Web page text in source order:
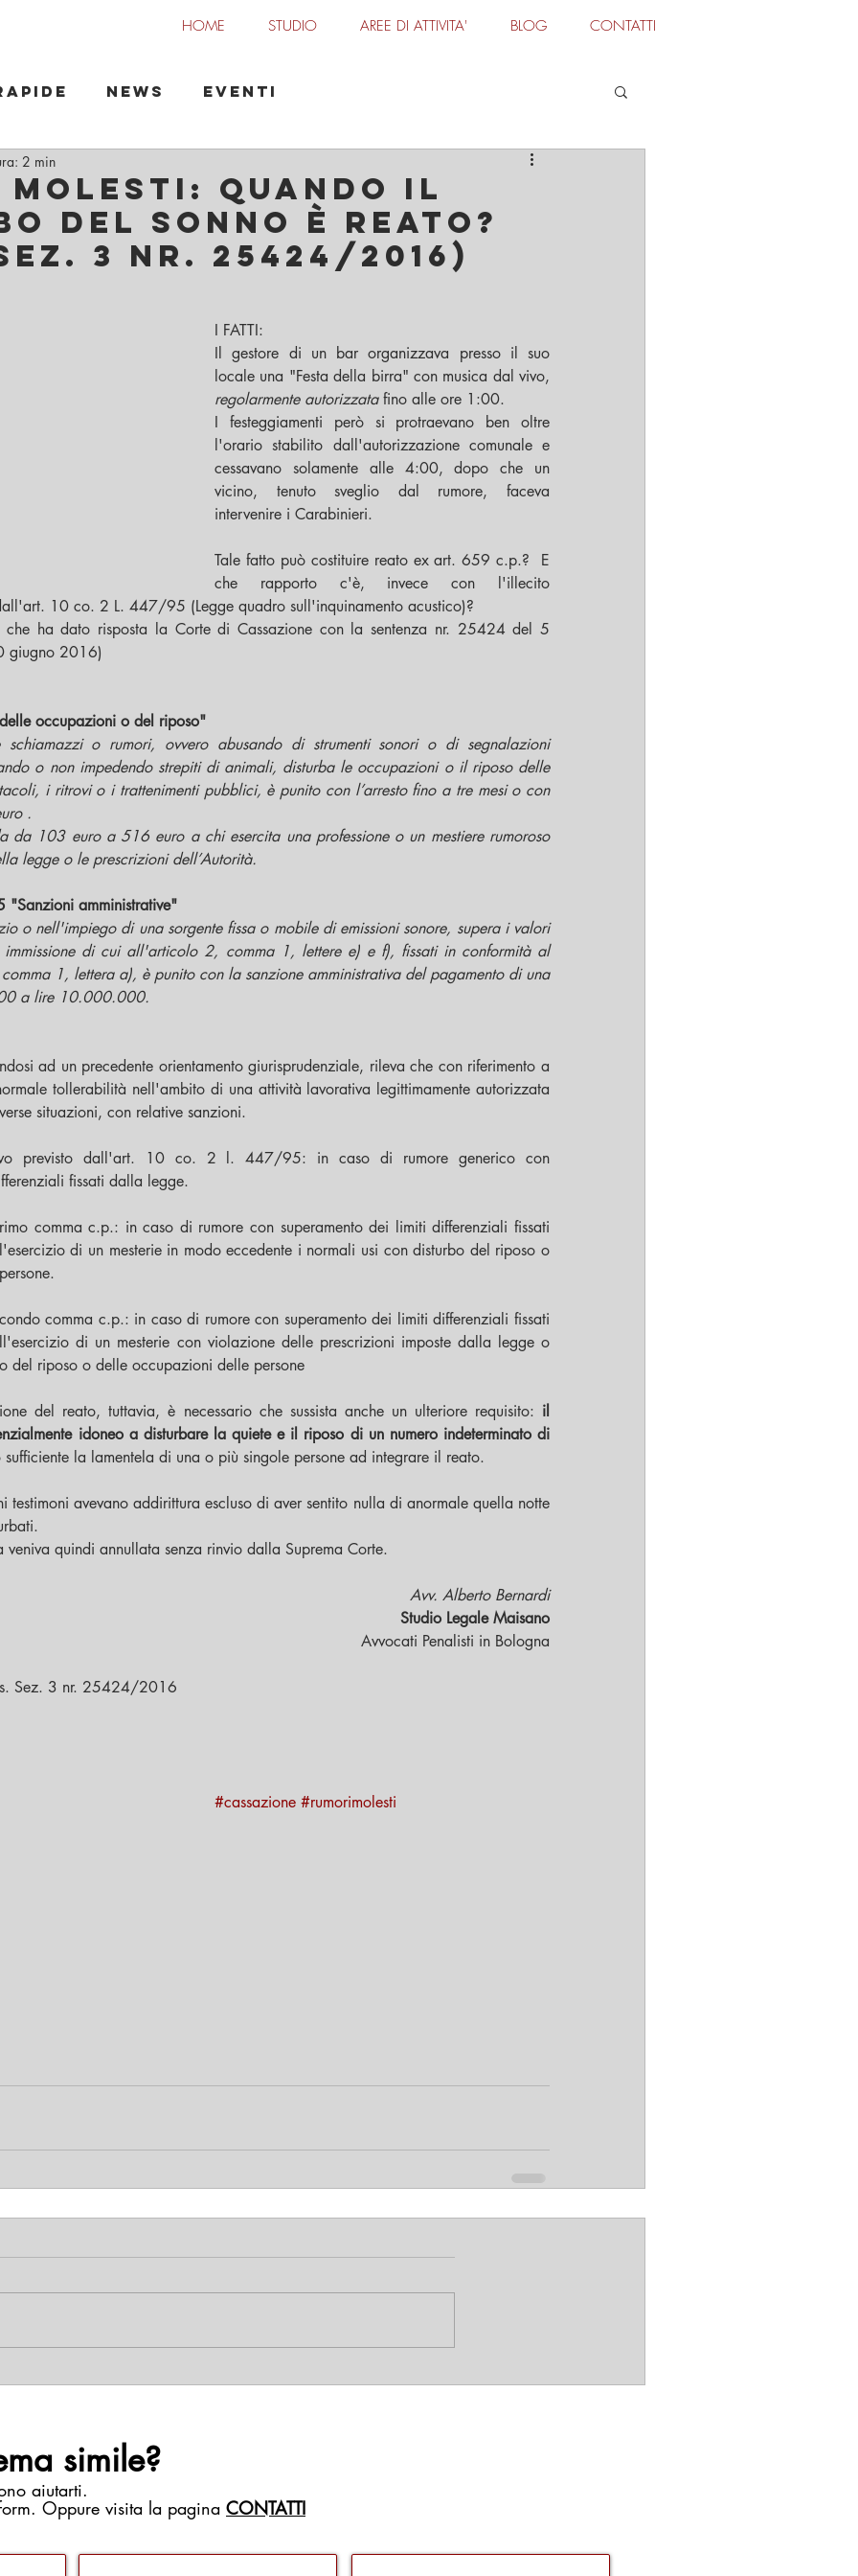
HOME STUDIO AREE DI ATTIVITA' BLOG CONTATTI
News Eventi
MOLESTI: quando il
del sonno è reato?
3 nr. 25424/2016)
2 min
I FATTI:
Il gestore di un bar organizzava presso il suo
regolarmente autorizzata fino alle ore 1:00.
I festeggiamenti però si protraevano ben oltre
l'orario stabilito dall'autorizzazione comunale e
cessavano solamente alle 4:00, dopo che un
vicino, tenuto sveglio dal rumore, faceva
intervenire i Carabinieri.
Tale fatto può costituire reato ex art. 659 c.p.?  E
che rapporto c'è, invece con l'illecito
10 co. 2 L. 447/95 (Legge quadro sull'inquinamento acustico)?
che ha dato risposta la Corte di Cassazione con la sentenza nr. 25424 del 5
giugno 2016)
occupazioni o del riposo"
schiamazzi o rumori, ovvero abusando di strumenti sonori o di segnalazioni
o non impedendo strepiti di animali, disturba le occupazioni o il riposo delle
i ritrovi o i trattenimenti pubblici, è punito con l’arresto fino a tre mesi o con
.
da 103 euro a 516 euro a chi esercita una professione o un mestiere rumoroso
legge o le prescrizioni dell’Autorità.
amministrative"
o nell'impiego di una sorgente fissa o mobile di emissioni sonore, supera i valori
di cui all'articolo 2, comma 1, lettere e) e f), fissati in conformità al
1, lettera a), è punito con la sanzione amministrativa del pagamento di una
a lire 10.000.000.
ad un precedente orientamento giurisprudenziale, rileva che con riferimento a
tollerabilità nell'ambito di una attività lavorativa legittimamente autorizzata
situazioni, con relative sanzioni.
previsto dall'art. 10 co. 2 l. 447/95: in caso di rumore generico con
fissati dalla legge.
comma c.p.: in caso di rumore con superamento dei limiti differenziali fissati
di un mesterie in modo eccedente i normali usi con disturbo del riposo o
comma c.p.: in caso di rumore con superamento dei limiti differenziali fissati
di un mesterie con violazione delle prescrizioni imposte dalla legge o
del riposo o delle occupazioni delle persone
del reato, tuttavia, è necessario che sussista anche un ulteriore requisito: il
idoneo a disturbare la quiete e il riposo di un numero indeterminato di
la lamentela di una o più singole persone ad integrare il reato.
testimoni avevano addirittura escluso di aver sentito nulla di anormale quella notte
veniva quindi annullata senza rinvio dalla Suprema Corte.
Avv. Alberto Bernardi
Studio Legale Maisano
Avvocati Penalisti in Bologna
Sez. 3 nr. 25424/2016
#cassazione #rumorimolesti
simile?
aiutarti.
Oppure visita la pagina CONTATTI